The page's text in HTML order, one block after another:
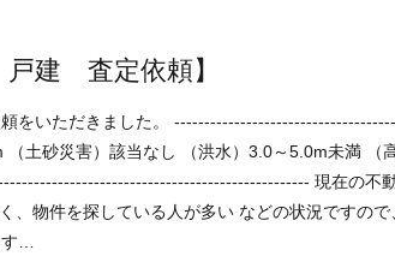
建 査定依頼】
（用
土砂災害）該当なし （洪水）3.0～5.0m未満 （
状況ですので、 「不動産売却のやり方によっては高
…